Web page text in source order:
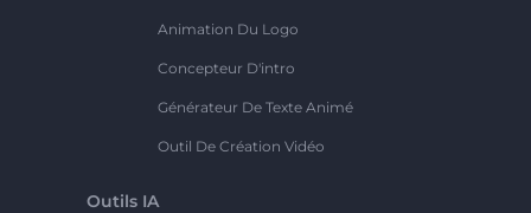
Animation Du Logo
Concepteur D'intro
Générateur De Texte Animé
Outil De Création Vidéo
Outils IA